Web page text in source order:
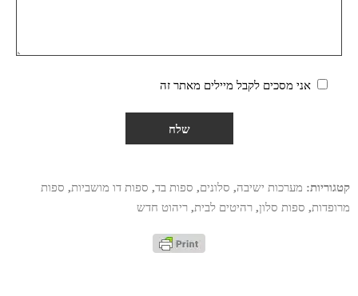
אני מסכים לקבל מיילים מאתר זה
קטגוריות: מערכות ישיבה, סלונים, ספות בד, ספות דו מושביות, ספות
מרופדות, ספות סלון, רהיטים לבית, ריהוט חדש